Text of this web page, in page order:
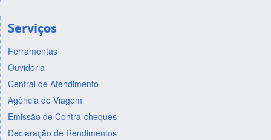
Serviços
Ferramentas
Ouvidoria
Central de Atendimento
Agência de Viagem
Emissão de Contra-cheques
Declaração de Rendimentos